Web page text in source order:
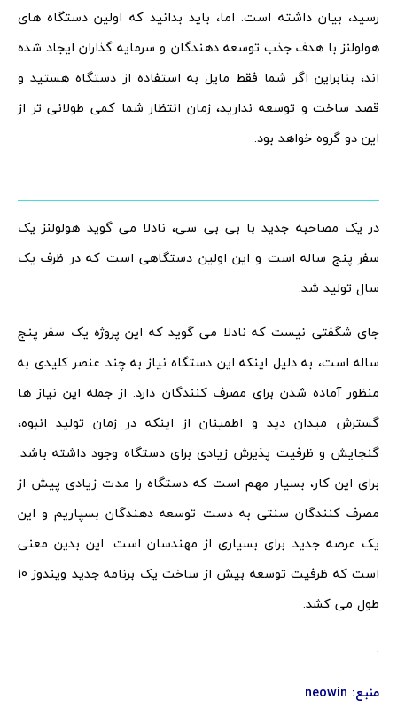
رسید، بیان داشته است. اما، باید بدانید که اولین دستگاه های
هولولنز با هدف جذب توسعه دهندگان و سرمایه گذاران ایجاد شده
اند، بنابراین اگر شما فقط مایل به استفاده از دستگاه هستید و
قصد ساخت و توسعه ندارید، زمان انتظار شما کمی طولانی تر از
این دو گروه خواهد بود.
در یک مصاحبه جدید با بی بی سی، نادلا می گوید هولولنز یک
سفر پنج ساله است و این اولین دستگاهی است که در ظرف یک
سال تولید شد.
جای شگفتی نیست که نادلا می گوید که این پروژه یک سفر پنج
ساله است، به دلیل اینکه این دستگاه نیاز به چند عنصر کلیدی به
منظور آماده شدن برای مصرف کنندگان دارد. از جمله این نیاز ها
گسترش میدان دید و اطمینان از اینکه در زمان تولید انبوه،
گنجایش و ظرفیت پذیرش زیادی برای دستگاه وجود داشته باشد.
برای این کار، بسیار مهم است که دستگاه را مدت زیادی پیش از
مصرف کنندگان سنتی به دست توسعه دهندگان بسپاریم و این
یک عرصه جدید برای بسیاری از مهندسان است. این بدین معنی
است که ظرفیت توسعه بیش از ساخت یک برنامه جدید ویندوز 10
طول می کشد.
.
منبع: neowin